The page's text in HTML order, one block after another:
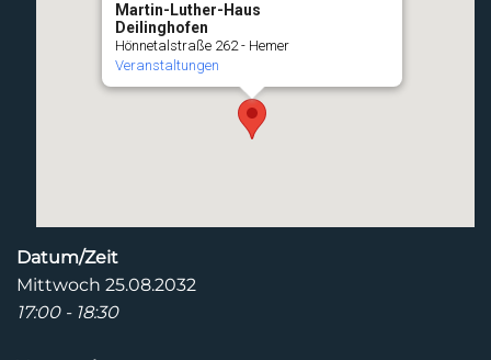
Martin-Luther-Haus
Deilinghofen
Hönnetalstraße 262 - Hemer
Veranstaltungen
Datum/Zeit
Mittwoch 25.08.2032
17:00 - 18:30